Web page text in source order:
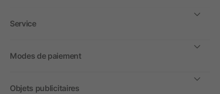
Service
Modes de paiement
Objets publicitaires